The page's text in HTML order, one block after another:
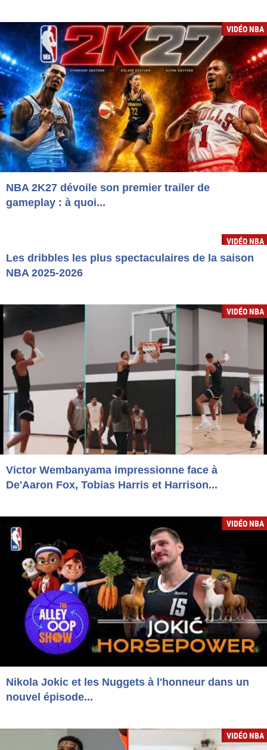
VIDÉO NBA
NBA 2K27 dévoile son premier trailer de
gameplay : à quoi...
VIDÉO NBA
Les dribbles les plus spectaculaires de la saison
NBA 2025-2026
VIDÉO NBA
Victor Wembanyama impressionne face à
De'Aaron Fox, Tobias Harris et Harrison...
VIDÉO NBA
Nikola Jokic et les Nuggets à l'honneur dans un
nouvel épisode...
VIDÉO NBA